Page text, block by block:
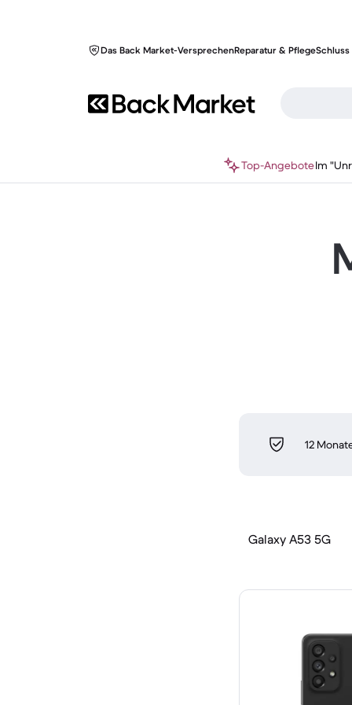
Das Back Market-VersprechenReparatur & PflegeSchluss
Top-AngeboteIm
12
Galaxy A53 5G